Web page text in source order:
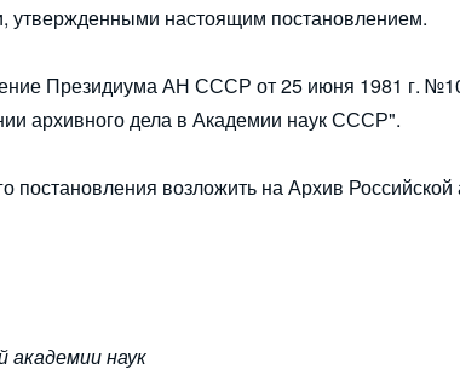
утвержденными настоящим постановлением.
Президиума АН СССР от 25 июня 1981 г.
архивного дела в Академии наук СССР".
постановления возложить на Архив Российской
академии наук